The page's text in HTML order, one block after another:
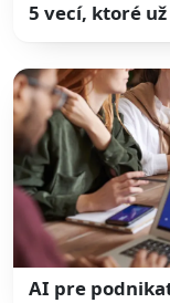
5 vecí, ktoré
AI pre